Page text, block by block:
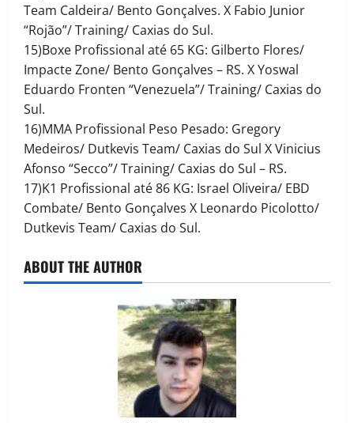
Team Caldeira/ Bento Gonçalves. X Fabio Junior
“Rojão”/ Training/ Caxias do Sul.
15)Boxe Profissional até 65 KG: Gilberto Flores/
Impacte Zone/ Bento Gonçalves – RS. X Yoswal
Eduardo Fronten “Venezuela”/ Training/ Caxias do
Sul.
16)MMA Profissional Peso Pesado: Gregory
Medeiros/ Dutkevis Team/ Caxias do Sul X Vinicius
Afonso “Secco”/ Training/ Caxias do Sul – RS.
17)K1 Profissional até 86 KG: Israel Oliveira/ EBD
Combate/ Bento Gonçalves X Leonardo Picolotto/
Dutkevis Team/ Caxias do Sul.
ABOUT THE AUTHOR